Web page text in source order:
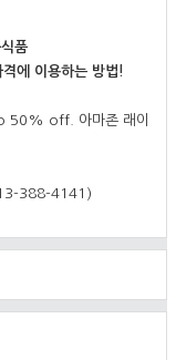
품
에 이용하는 방법!
50% off. 아마존 래이
388-4141)